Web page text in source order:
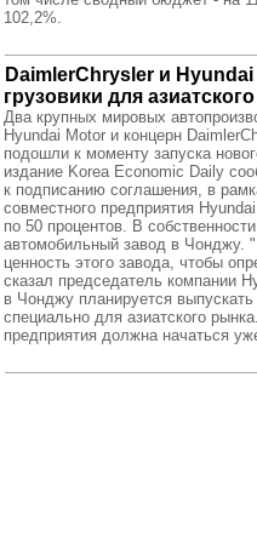
102,2%.
DaimlerChrysler и
грузовики для
Два крупных мировых
Hyundai Motor и концерн
подошли к моменту запуска
издание Korea Economic Daily
к подписанию соглашения, в
совместного предприятия
по 50 процентов. В
автомобильный завод в Чонджу.
ценность этого завода, чтобы
сказал председатель компании
в Чонджу планируется выпускать
специально для азиатского
предприятия должна начаться